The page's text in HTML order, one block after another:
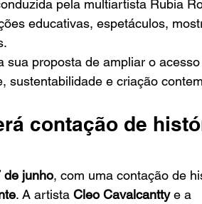
pela multiartista Rubia
educativas, espetáculos,
sua proposta de ampliar o
sustentabilidade e criação
contação de
de junho, com uma contação de
. A artista Cleo Cavalcantty e a